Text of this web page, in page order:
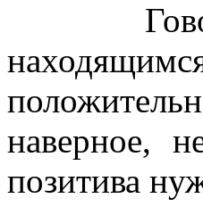
наверное,
позитива